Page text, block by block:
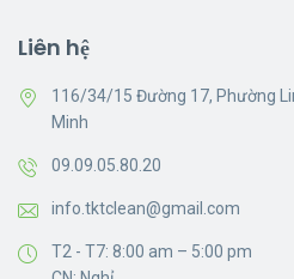
Liên hệ
116/34/15 Đường 17, Phường
Minh
09.09.05.80.20
info.tktclean@gmail.com
T2 - T7: 8:00 am – 5:00 pm